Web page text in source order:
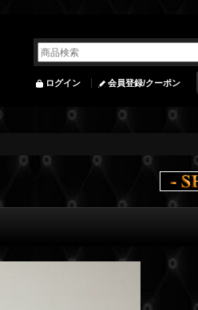
ログイン 会員登録/クーポン